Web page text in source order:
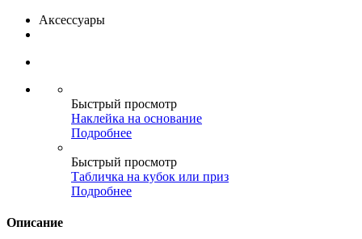
Аксессуары
Быстрый просмотр
Наклейка на основание
Подробнее
Быстрый просмотр
Табличка на кубок или приз
Подробнее
Описание